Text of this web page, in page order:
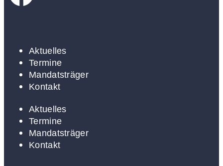
Aktuelles
Termine
Mandatsträger
Kontakt
Aktuelles
Termine
Mandatsträger
Kontakt